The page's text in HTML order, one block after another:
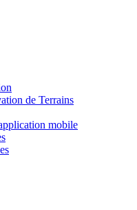
de Terrains
mobile